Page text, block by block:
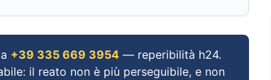
+39 335 669 3954 — reperibilità h24.
il reato non è più perseguibile, e non